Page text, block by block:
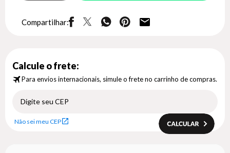
Compartilhar:
Calcule o frete:
Para envios internacionais, simule o frete no carrinho de compras.
Não sei meu CEP